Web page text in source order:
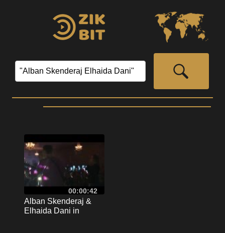
00:00:42
Alban Skenderaj &
Elhaida Dani in